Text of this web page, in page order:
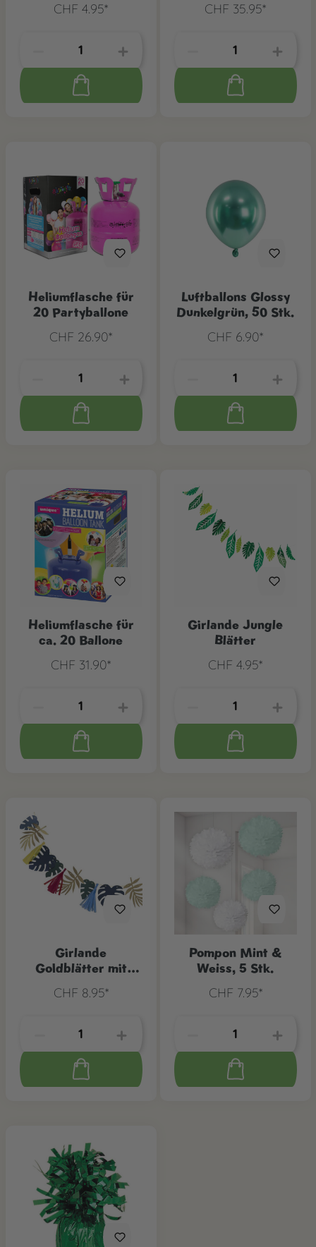
CHF 4.95*
CHF 35.95*
Heliumflasche für
20 Partyballone
CHF 26.90*
Luftballons Glossy
Dunkelgrün, 50 Stk.
CHF 6.90*
Heliumflasche für
ca. 20 Ballone
CHF 31.90*
Girlande Jungle
Blätter
CHF 4.95*
Girlande
Goldblätter mit
CHF 8.95*
Pompon Mint &
Weiss, 5 Stk.
CHF 7.95*